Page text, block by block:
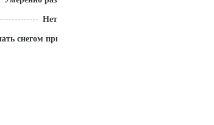
Нет
снегом приствольный круг